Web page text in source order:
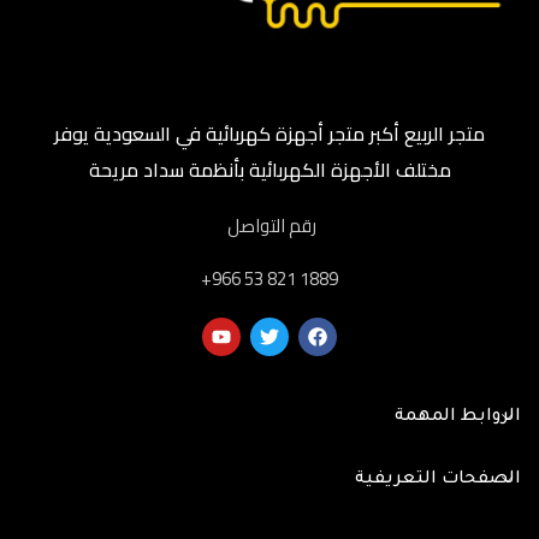
متجر الربيع أكبر متجر أجهزة كهربائية في السعودية يوفر
مختلف الأجهزة الكهربائية بأنظمة سداد مريحة
رقم التواصل
‎+966 53 821 1889
الروابط المهمة
الصفحات التعريفية